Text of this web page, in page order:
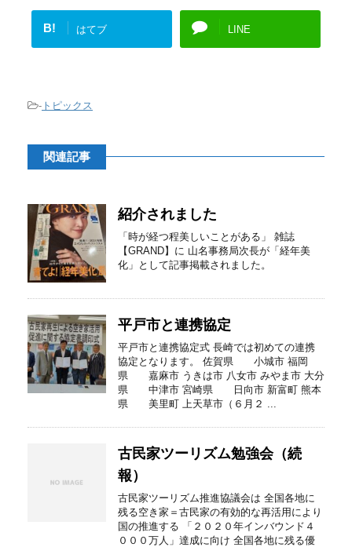
B! はてブ LINE
- トピックス
関連記事
紹介されました
「時が経つ程美しいことがある」 雑誌
【GRAND】に 山名事務局次長が「経年美
化」として記事掲載されました。
平戸市と連携協定
平戸市と連携協定式 長崎では初めての連携
協定となります。 佐賀県 小城市 福岡
県 嘉麻市 うきは市 八女市 みやま市 大分
県 中津市 宮崎県 日向市 新富町 熊本
県 美里町 上天草市（６月２ ...
古民家ツーリズム勉強会（続
報）
古民家ツーリズム推進協議会は 全国各地に
残る空き家＝古民家の有効的な再活用により
国の推進する 「２０２０年インバウンド４
０００万人」達成に向け 全国各地に残る優